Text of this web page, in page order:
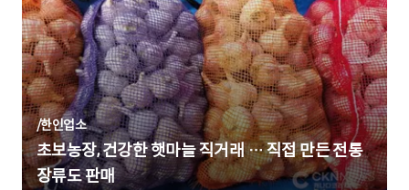
/한인업소
초보농장, 건강한 햇마늘 직거래 … 직접 만든 전통
장류도 판매